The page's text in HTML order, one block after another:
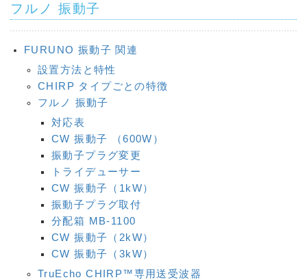
フルノ 振動子
FURUNO 振動子 関連
設置方法と特性
CHIRP タイプごとの特徴
フルノ 振動子
対応表
CW 振動子 （600W）
振動子プラグ変更
トライデューサー
CW 振動子（1kW）
振動子プラグ取付
分配箱 MB-1100
CW 振動子（2kW）
CW 振動子（3kW）
TruEcho CHIRP™専用送受波器